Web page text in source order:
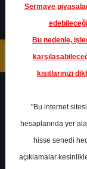
Ana Sayfa
Rapor
Sermaye
Bu nedenle,
kısıtlarınızı
"Bu internet
hesaplarında yer
hisse senedi
açıklamalar kesinlikle